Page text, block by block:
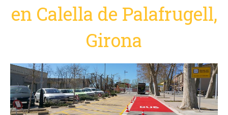
en Calella de Palafrugell,
Girona